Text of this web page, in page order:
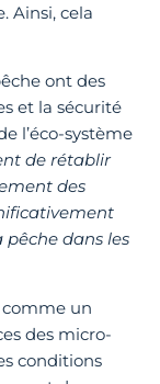
Ainsi, cela
ont des
et la sécurité
l’éco-système
de rétablir
des
dans les
un
des micro-
conditions